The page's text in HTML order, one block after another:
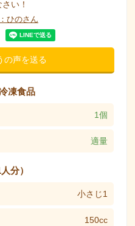
い！
ひのさん
の声を送る
凍食品
1個
適量
分）
小さじ1
150cc